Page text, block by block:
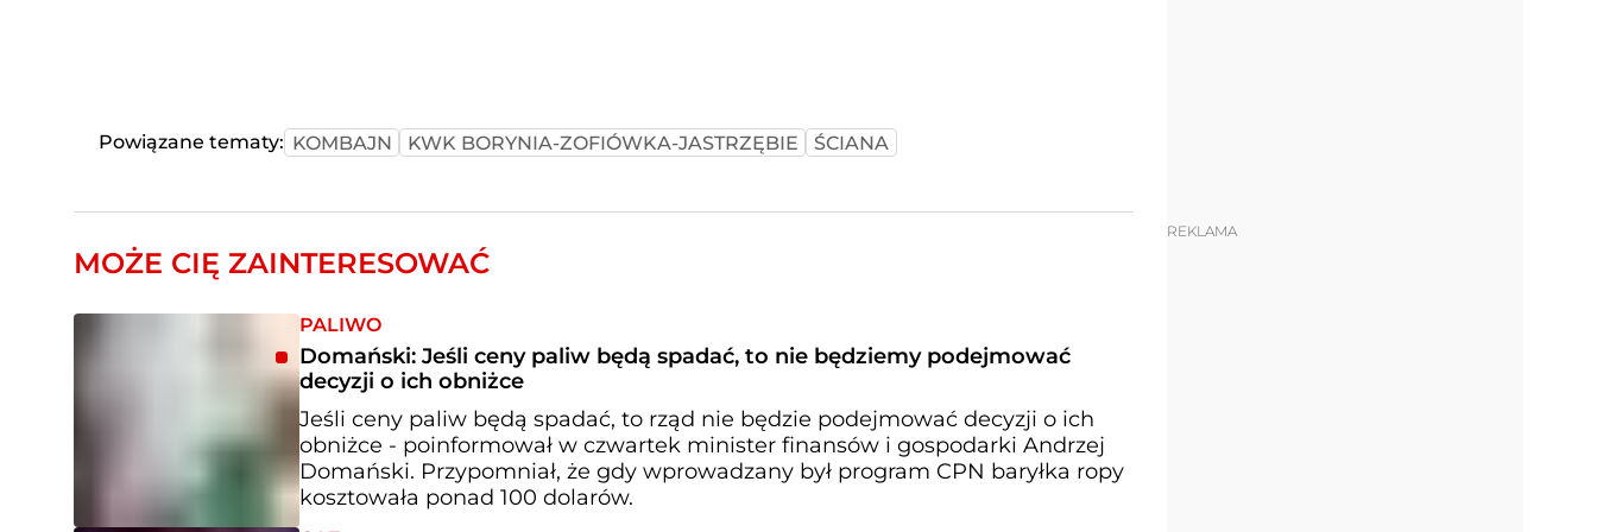
Powiązane tematy: KOMBAJN KWK BORYNIA-ZOFIÓWKA-JASTRZĘBIE ŚCIANA
MOŻE CIĘ ZAINTERESOWAĆ
PALIWO
Domański: Jeśli ceny paliw będą spadać, to nie będziemy podejmować
decyzji o ich obniżce
Jeśli ceny paliw będą spadać, to rząd nie będzie podejmować decyzji o ich
obniżce - poinformował w czwartek minister finansów i gospodarki Andrzej
Domański. Przypomniał, że gdy wprowadzany był program CPN baryłka ropy
kosztowała ponad 100 dolarów.
REKLAMA